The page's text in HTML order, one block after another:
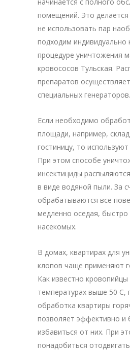
помещений. Это
не использовать пар
подходим индивидуально
процедуре уничтожения
кровососов Тульская.
препаратов
специальных генераторов.
Если необходимо
площади, например,
гостиницу, то
При этом способе
инсектициды
в виде водяной пыли. За
обрабатываются все
медленно оседая,
насекомых.
В домах, квартирах для
клопов чаще применяют
Как известно
температурах выше 50 С,
обработка квартиры
позволяет эффективно и
избавиться от них. При
понадобиться